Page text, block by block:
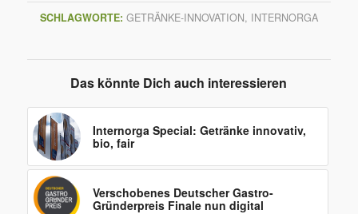
SCHLAGWORTE: GETRÄNKE-INNOVATION, INTERNORGA
Das könnte Dich auch interessieren
Internorga Special: Getränke innovativ,
bio, fair
Verschobenes Deutscher Gastro-
Gründerpreis Finale nun digital